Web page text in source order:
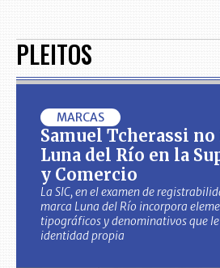
PLEITOS
MARCAS
Samuel Tcherassi
Luna del Río en la
y Comercio
La SIC, en el examen de
marca Luna del Río incorpora
tipográficos y denominativos que
identidad propia